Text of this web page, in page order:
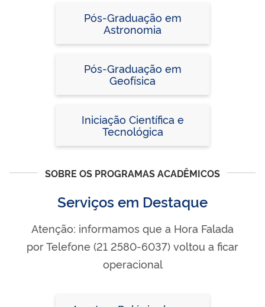
Pós-Graduação em
Astronomia
Pós-Graduação em
Geofísica
Iniciação Científica e
Tecnológica
SOBRE OS PROGRAMAS ACADÊMICOS
Serviços em Destaque
Atenção: informamos que a Hora Falada
por Telefone (21 2580-6037) voltou a ficar
operacional